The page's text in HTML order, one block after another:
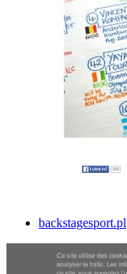
backstagesport.pl